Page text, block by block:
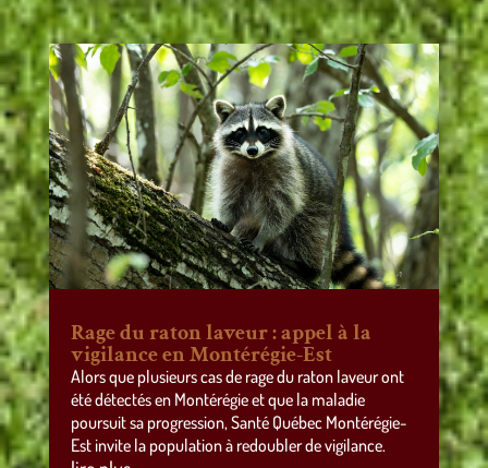
Rage du raton laveur : appel à la
vigilance en Montérégie-Est
Alors que plusieurs cas de rage du raton laveur ont
été détectés en Montérégie et que la maladie
poursuit sa progression, Santé Québec Montérégie-
Est invite la population à redoubler de vigilance.